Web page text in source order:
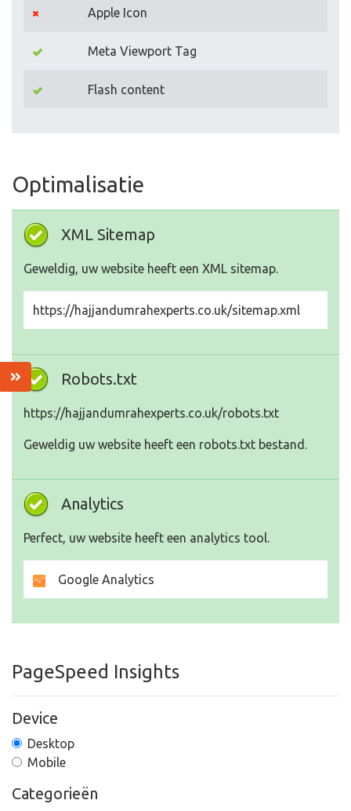
Apple Icon
Meta Viewport Tag
Flash content
Optimalisatie
XML Sitemap
Geweldig, uw website heeft een XML sitemap.
https://hajjandumrahexperts.co.uk/sitemap.xml
Robots.txt
https://hajjandumrahexperts.co.uk/robots.txt
Geweldig uw website heeft een robots.txt bestand.
Analytics
Perfect, uw website heeft een analytics tool.
Google Analytics
PageSpeed Insights
Device
Desktop
Mobile
Categorieën